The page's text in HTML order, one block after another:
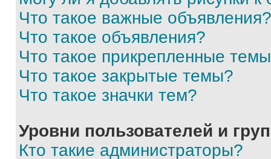
Что такое важные объявления?
Что такое объявления?
Что такое прикрепленные
Что такое закрытые темы?
Что такое значки тем?
Уровни пользователей и
Кто такие администраторы?